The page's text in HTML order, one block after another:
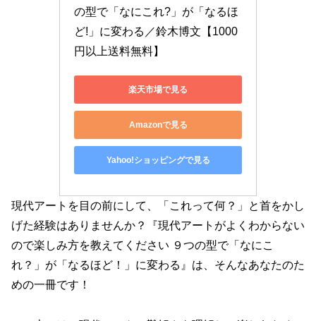
の型で「なにこれ?」が「なるほ
ど!」に変わる／鈴木博文【1000
円以上送料無料】
楽天市場で見る
Amazonで見る
Yahoo!ショッピングで見る
現代アートを目の前にして、「これって何？」と首をかし
げた経験はありませんか？『現代アートがよくわからない
ので楽しみ方を教えてください ９つの型で「なにこ
れ？」が「なるほど！」に変わる』は、そんなあなたのた
めの一冊です！